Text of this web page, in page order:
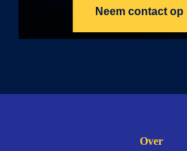
Neem contact op
Over